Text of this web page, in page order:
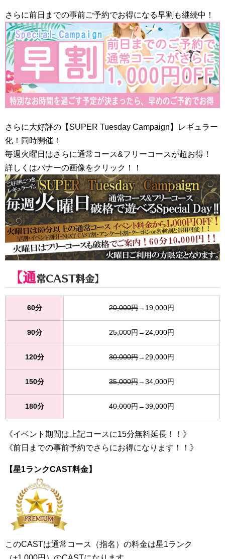
さらに前日までの事前ご予約でお得になる早割も継続中！
さらに大好評の【SUPER Tuesday Campaign】レギュラー
化！同時開催！
毎週火曜日はさらに通常コース&フリーコースが超お得！
詳しくはバナーの画像をクリック！！
【通常CAST料金】
60分 20,000円→19,000円
90分 25,000円→24,000円
120分 30,000円→29,000円
150分 35,000円→34,000円
180分 40,000円→39,000円
《イベント期間は上記コースに15分無料延長！！》
《前日までの事前予約でさらにお得になります！！》
【星1ランクCAST料金】
このCASTは通常コース（指名）の料金は星1ランク